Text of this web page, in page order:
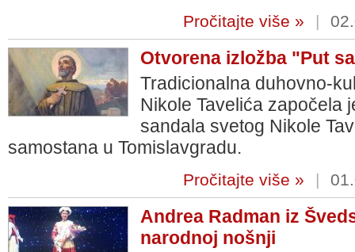
Pročitajte više » |
Otvorena izložba "Put
Tradicionalna duhovno-
Nikole Tavelića započela
sandala svetog Nikole
samostana u Tomislavgradu.
Pročitajte više » |
Andrea Radman iz
narodnoj nošnji